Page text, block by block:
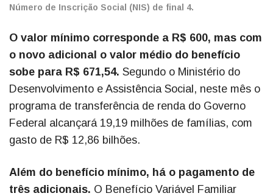
Número de Inscrição Social (NIS) de final 4.
O valor mínimo corresponde a R$ 600, mas com
o novo adicional o valor médio do benefício
sobe para R$ 671,54. Segundo o Ministério do
Desenvolvimento e Assistência Social, neste mês o
programa de transferência de renda do Governo
Federal alcançará 19,19 milhões de famílias, com
gasto de R$ 12,86 bilhões.
Além do benefício mínimo, há o pagamento de
três adicionais. O Benefício Variável Familiar